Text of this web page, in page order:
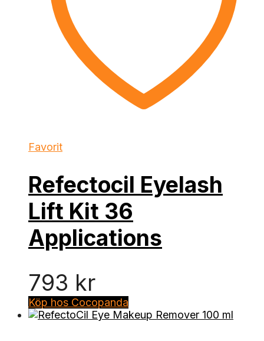
Favorit
Refectocil Eyelash
Lift Kit 36
Applications
793 kr
Köp hos Cocopanda